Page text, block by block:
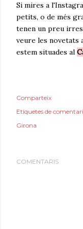
Si mires a
petits, o de més
tenen un preu
veure les novetats
estem situades al
Comparteix
Etiquetes de
Girona
COMENTARIS